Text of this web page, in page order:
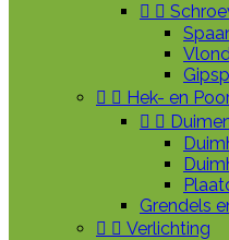
 
  Hek- en
 
Grendels
  Verlichting